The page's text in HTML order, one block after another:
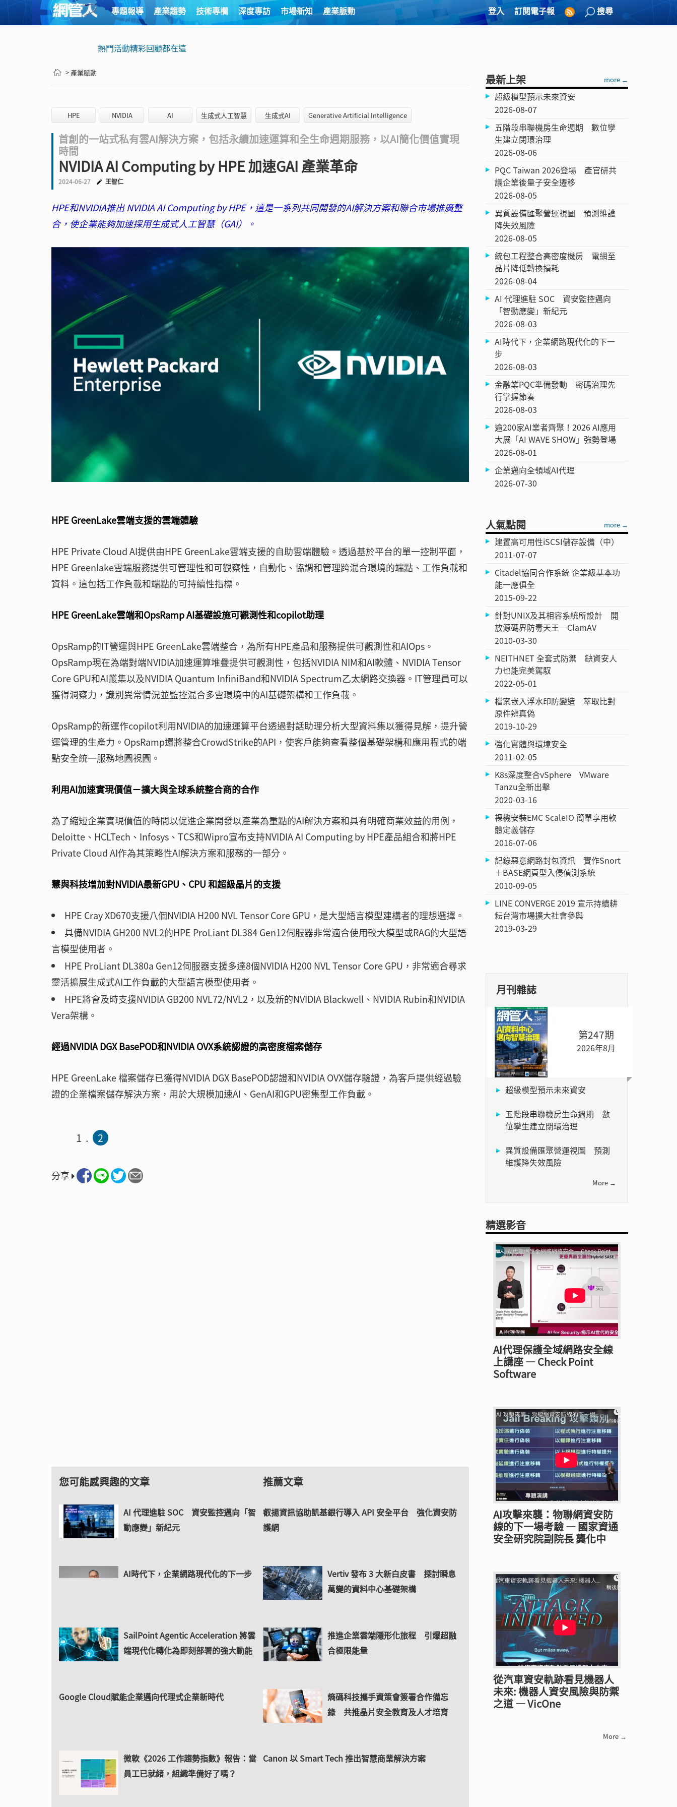
專題報導 產業趨勢 技術專欄 深度專訪 市場新知 產業脈動 登入 訂閱電子報 搜尋
熱門活動精彩回顧都在這
> 產業脈動
HPE NVIDIA AI 生成式人工智慧 生成式AI Generative Artificial Intelligence
首創的一站式私有雲AI解決方案，包括永續加速運算和全生命週期服務，以AI簡化價值實現
時間
NVIDIA AI Computing by HPE 加速GAI 產業革命
2024-06-27 王智仁
HPE和NVIDIA推出 NVIDIA AI Computing by HPE，這是一系列共同開發的AI解決方案和聯合市場推廣整
合，使企業能夠加速採用生成式人工智慧（GAI）。
HPE GreenLake雲端支援的雲端體驗
HPE Private Cloud AI提供由HPE GreenLake雲端支援的自助雲端體驗。透過基於平台的單一控制平面，
HPE Greenlake雲端服務提供可管理性和可觀察性，自動化、協調和管理跨混合環境的端點、工作負載和
資料。這包括工作負載和端點的可持續性指標。
HPE GreenLake雲端和OpsRamp AI基礎設施可觀測性和copilot助理
OpsRamp的IT營運與HPE GreenLake雲端整合，為所有HPE產品和服務提供可觀測性和AIOps。
OpsRamp現在為端對端NVIDIA加速運算堆疊提供可觀測性，包括NVIDIA NIM和AI軟體、NVIDIA Tensor
Core GPU和AI叢集以及NVIDIA Quantum InfiniBand和NVIDIA Spectrum乙太網路交換器。IT管理員可以
獲得洞察力，識別異常情況並監控混合多雲環境中的AI基礎架構和工作負載。
OpsRamp的新運作copilot利用NVIDIA的加速運算平台透過對話助理分析大型資料集以獲得見解，提升營
運管理的生產力。OpsRamp還將整合CrowdStrike的API，使客戶能夠查看整個基礎架構和應用程式的端
點安全統一服務地圖視圖。
利用AI加速實現價值－擴大與全球系統整合商的合作
為了縮短企業實現價值的時間以促進企業開發以產業為重點的AI解決方案和具有明確商業效益的用例，
Deloitte、HCLTech、Infosys、TCS和Wipro宣布支持NVIDIA AI Computing by HPE產品組合和將HPE
Private Cloud AI作為其策略性AI解決方案和服務的一部分。
慧與科技增加對NVIDIA最新GPU、CPU 和超級晶片的支援
HPE Cray XD670支援八個NVIDIA H200 NVL Tensor Core GPU，是大型語言模型建構者的理想選擇。
具備NVIDIA GH200 NVL2的HPE ProLiant DL384 Gen12伺服器非常適合使用較大模型或RAG的大型語
言模型使用者。
HPE ProLiant DL380a Gen12伺服器支援多達8個NVIDIA H200 NVL Tensor Core GPU，非常適合尋求
靈活擴展生成式AI工作負載的大型語言模型使用者。
HPE將會及時支援NVIDIA GB200 NVL72/NVL2，以及新的NVIDIA Blackwell、NVIDIA Rubin和NVIDIA
Vera架構。
經過NVIDIA DGX BasePOD和NVIDIA OVX系統認證的高密度檔案儲存
HPE GreenLake 檔案儲存已獲得NVIDIA DGX BasePOD認證和NVIDIA OVX儲存驗證，為客戶提供經過驗
證的企業檔案儲存解決方案，用於大規模加速AI、GenAI和GPU密集型工作負載。
1 2
分享
您可能感興趣的文章
AI 代理進駐 SOC 資安監控邁向「智
動應變」新紀元
AI時代下，企業網路現代化的下一步
SailPoint Agentic Acceleration 將雲
端現代化轉化為即刻部署的強大動能
Google Cloud賦能企業邁向代理式企業新時代
微軟《2026 工作趨勢指數》報告：當
員工已就緒，組織準備好了嗎？
推薦文章
叡揚資訊協助凱基銀行導入 API 安全平台 強化資安防
護網
Vertiv 發布 3 大新白皮書 探討瞬息
萬變的資料中心基礎架構
推進企業雲端隱形化旅程 引爆超融
合極限能量
熵碼科技攜手資策會簽署合作備忘
錄 共推晶片安全教育及人才培育
Canon 以 Smart Tech 推出智慧商業解決方案
最新上架 more →
超級模型預示未來資安
2026-08-07
五階段串聯機房生命週期 數位孿
生建立閉環治理
2026-08-06
PQC Taiwan 2026登場 產官研共
議企業後量子安全遷移
2026-08-05
異質設備匯聚營運視圖 預測維護
降失效風險
2026-08-05
統包工程整合高密度機房 電網至
晶片降低轉換損耗
2026-08-04
AI 代理進駐 SOC 資安監控邁向
「智動應變」新紀元
2026-08-03
AI時代下，企業網路現代化的下一
步
2026-08-03
金融業PQC準備發動 密碼治理先
行掌握節奏
2026-08-03
逾200家AI業者齊聚！2026 AI應用
大展「AI WAVE SHOW」強勢登場
2026-08-01
企業邁向全領域AI代理
2026-07-30
人氣點閱 more →
建置高可用性iSCSI儲存設備（中）
2011-07-07
Citadel協同合作系統 企業級基本功
能一應俱全
2015-09-22
針對UNIX及其相容系統所設計 開
放源碼界防毒天王—ClamAV
2010-03-30
NEITHNET 全套式防禦 缺資安人
力也能完美駕馭
2022-05-01
檔案嵌入浮水印防變造 萃取比對
原件辨真偽
2019-10-29
強化實體與環境安全
2011-02-05
K8s深度整合vSphere VMware
Tanzu全新出擊
2020-03-16
裸機安裝EMC ScaleIO 簡單享用軟
體定義儲存
2016-07-06
記錄惡意網路封包資訊 實作Snort
＋BASE網頁型入侵偵測系統
2010-09-05
LINE CONVERGE 2019 宣示持續耕
耘台灣市場擴大社會參與
2019-03-29
月刊雜誌
第247期
2026年8月
超級模型預示未來資安
五階段串聯機房生命週期 數
位孿生建立閉環治理
異質設備匯聚營運視圖 預測
維護降失效風險
More →
精選影音
AI代理保護全域網路安全線
上講座 — Check Point
Software
AI攻擊來襲：物聯網資安防
線的下一場考驗 — 國家資通
安全研究院副院長 龔化中
從汽車資安軌跡看見機器人
未來: 機器人資安風險與防禦
之道 — VicOne
More →